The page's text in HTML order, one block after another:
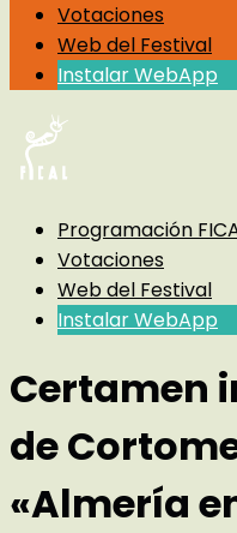
Votaciones
Web del Festival
Instalar WebApp
Programación
Votaciones
Web del Festival
Instalar WebApp
Certamen
de
«Almería